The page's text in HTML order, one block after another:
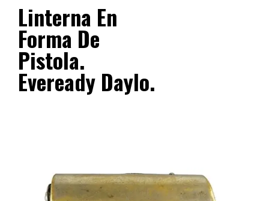
Linterna En
Forma De
Pistola.
Eveready Daylo.